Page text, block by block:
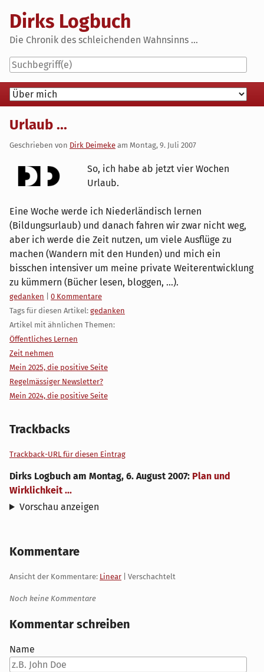
content
Dirks Logbuch
Die Chronik des schleichenden Wahnsinns ...
Navigation
Urlaub ...
Geschrieben von Dirk Deimeke am Montag, 9. Juli 2007
So, ich habe ab jetzt vier Wochen
Urlaub.
Eine Woche werde ich Niederländisch lernen
(Bildungsurlaub) und danach fahren wir zwar nicht weg,
aber ich werde die Zeit nutzen, um viele Ausflüge zu
machen (Wandern mit den Hunden) und mich ein
bisschen intensiver um meine private Weiterentwicklung
zu kümmern (Bücher lesen, bloggen, ...).
Kategorien:
gedanken
0 Kommentare
Tags für diesen Artikel: gedanken
Artikel mit ähnlichen Themen:
Öffentliches Lernen
Zeit nehmen
Mein 2025, die positive Seite
Regelmässiger Newsletter?
Mein 2024, die positive Seite
Trackbacks
Trackback-URL für diesen Eintrag
Dirks Logbuch am Montag, 6. August 2007: Plan und
Wirklichkeit ...
Vorschau anzeigen
Kommentare
Ansicht der Kommentare: Linear | Verschachtelt
Noch keine Kommentare
Kommentar schreiben
Name